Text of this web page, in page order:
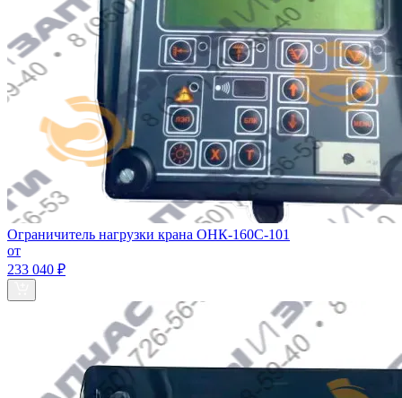
Ограничитель нагрузки крана ОНК-160С-101
от
233 040 ₽